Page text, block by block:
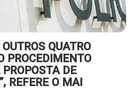
QUATRO
PROCEDIMENTO
DE
REFERE O MAI